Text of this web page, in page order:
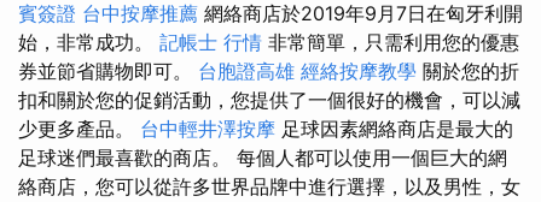
賓簽證 台中按摩推薦 網絡商店於2019年9月7日在匈牙利開
始，非常成功。 記帳士 行情 非常簡單，只需利用您的優惠
券並節省購物即可。 台胞證高雄 經絡按摩教學 關於您的折
扣和關於您的促銷活動，您提供了一個很好的機會，可以減
少更多產品。 台中輕井澤按摩 足球因素網絡商店是最大的
足球迷們最喜歡的商店。 每個人都可以使用一個巨大的網
絡商店，您可以從許多世界品牌中進行選擇，以及男性，女